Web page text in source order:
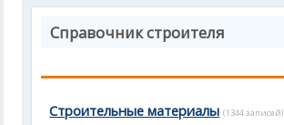
Справочник строителя
Строительные материалы (1344 записей)